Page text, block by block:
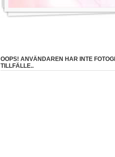
OOPS! ANVÄNDAREN HAR INTE
TILLFÄLLE..